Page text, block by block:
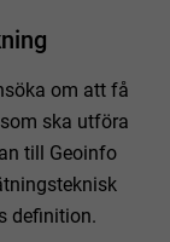
om att få
ska utföra
till Geoinfo
definition.